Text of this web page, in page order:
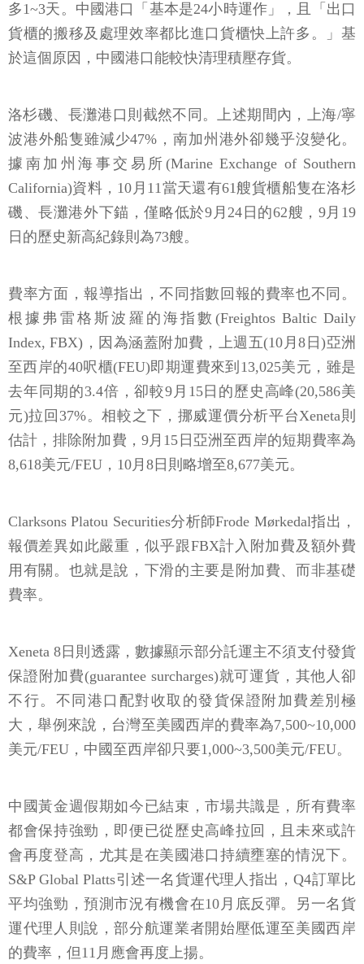
多1~3天。中國港口「基本是24小時運作」，且「出口
貨櫃的搬移及處理效率都比進口貨櫃快上許多。」基
於這個原因，中國港口能較快清理積壓存貨。
洛杉磯、長灘港口則截然不同。上述期間內，上海/寧
波港外船隻雖減少47%，南加州港外卻幾乎沒變化。
據南加州海事交易所(Marine Exchange of Southern
California)資料，10月11當天還有61艘貨櫃船隻在洛杉
磯、長灘港外下錨，僅略低於9月24日的62艘，9月19
日的歷史新高紀錄則為73艘。
費率方面，報導指出，不同指數回報的費率也不同。
根據弗雷格斯波羅的海指數(Freightos Baltic Daily
Index, FBX)，因為涵蓋附加費，上週五(10月8日)亞洲
至西岸的40呎櫃(FEU)即期運費來到13,025美元，雖是
去年同期的3.4倍，卻較9月15日的歷史高峰(20,586美
元)拉回37%。相較之下，挪威運價分析平台Xeneta則
估計，排除附加費，9月15日亞洲至西岸的短期費率為
8,618美元/FEU，10月8日則略增至8,677美元。
Clarksons Platou Securities分析師Frode Mørkedal指出，
報價差異如此嚴重，似乎跟FBX計入附加費及額外費
用有關。也就是說，下滑的主要是附加費、而非基礎
費率。
Xeneta 8日則透露，數據顯示部分託運主不須支付發貨
保證附加費(guarantee surcharges)就可運貨，其他人卻
不行。不同港口配對收取的發貨保證附加費差別極
大，舉例來說，台灣至美國西岸的費率為7,500~10,000
美元/FEU，中國至西岸卻只要1,000~3,500美元/FEU。
中國黃金週假期如今已結束，市場共識是，所有費率
都會保持強勁，即便已從歷史高峰拉回，且未來或許
會再度登高，尤其是在美國港口持續壅塞的情況下。
S&P Global Platts引述一名貨運代理人指出，Q4訂單比
平均強勁，預測市況有機會在10月底反彈。另一名貨
運代理人則說，部分航運業者開始壓低運至美國西岸
的費率，但11月應會再度上揚。